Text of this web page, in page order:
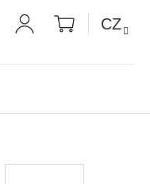
PŘIHLÁŠENÍ
NÁKUPNÍ
KOŠÍK
CZ